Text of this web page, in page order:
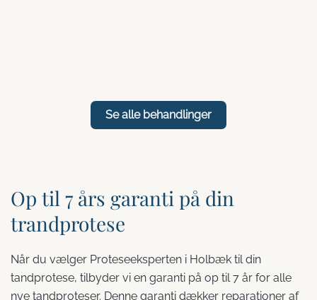
Se alle behandlinger
Op til 7 års garanti på din
trandprotese
Når du vælger Proteseeksperten i Holbæk til din
tandprotese, tilbyder vi en garanti på op til 7 år for alle
nye tandproteser. Denne garanti dækker reparationer af